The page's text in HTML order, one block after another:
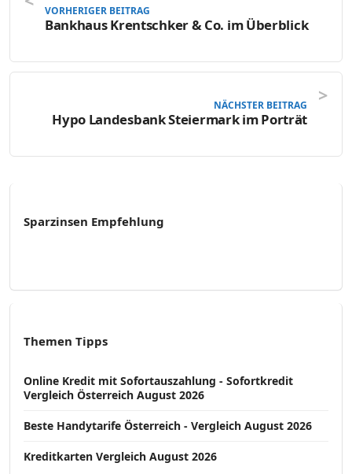
VORHERIGER BEITRAG
Bankhaus Krentschker & Co. im Überblick
NÄCHSTER BEITRAG
Hypo Landesbank Steiermark im Porträt
Sparzinsen Empfehlung
Themen Tipps
Online Kredit mit Sofortauszahlung - Sofortkredit
Vergleich Österreich August 2026
Beste Handytarife Österreich - Vergleich August 2026
Kreditkarten Vergleich August 2026